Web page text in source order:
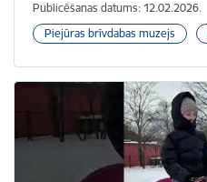
Publicēšanas datums: 12.02.2026.
Piejūras brīvdabas muzejs